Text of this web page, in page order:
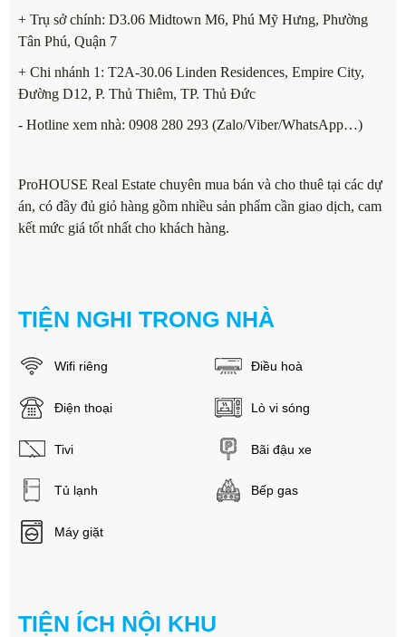
+ Trụ sở chính: D3.06 Midtown M6, Phú Mỹ Hưng, Phường
Tân Phú, Quận 7
+ Chi nhánh 1: T2A-30.06 Linden Residences, Empire City,
Đường D12, P. Thủ Thiêm, TP. Thủ Đức
- Hotline xem nhà: 0908 280 293 (Zalo/Viber/WhatsApp…)
ProHOUSE Real Estate chuyên mua bán và cho thuê tại các dự
án, có đầy đủ giỏ hàng gồm nhiều sản phẩm cần giao dịch, cam
kết mức giá tốt nhất cho khách hàng.
TIỆN NGHI TRONG NHÀ
Wifi riêng Điều hoà
Điện thoại Lò vi sóng
Tivi Bãi đậu xe
Tủ lạnh Bếp gas
Máy giặt
TIỆN ÍCH NỘI KHU